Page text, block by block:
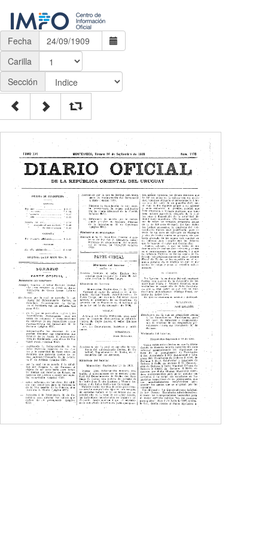
Fecha
Carilla
Sección